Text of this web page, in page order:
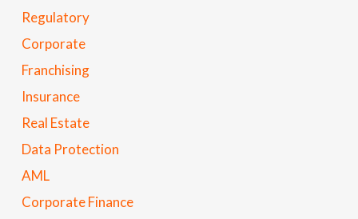
Regulatory
Corporate
Franchising
Insurance
Real Estate
Data Protection
AML
Corporate Finance